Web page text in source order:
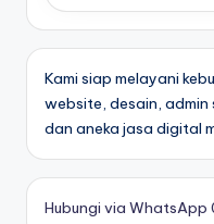
Kami siap melayani
website, desain, admin
dan aneka jasa digital
Hubungi via WhatsApp